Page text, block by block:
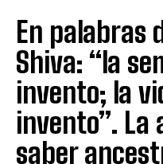
En palabras
Shiva: “la
invento; la
invento”. La
saber